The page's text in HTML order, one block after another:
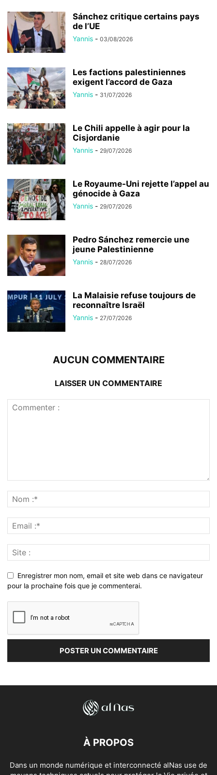
Sánchez critique certains pays
de l’UE
Yannis - 03/08/2026
Les factions palestiniennes
exigent l’accord de Gaza
Yannis - 31/07/2026
Le Chili appelle à agir pour la
Cisjordanie
Yannis - 29/07/2026
Le Royaume-Uni rejette l’appel au
génocide à Gaza
Yannis - 29/07/2026
Pedro Sánchez remercie une
jeune Palestinienne
Yannis - 28/07/2026
La Malaisie refuse toujours de
reconnaître Israël
Yannis - 27/07/2026
AUCUN COMMENTAIRE
LAISSER UN COMMENTAIRE
Enregistrer mon nom, email et site web dans ce navigateur
pour la prochaine fois que je commenterai.
À PROPOS
Dans un monde numérique et interconnecté alNas use de